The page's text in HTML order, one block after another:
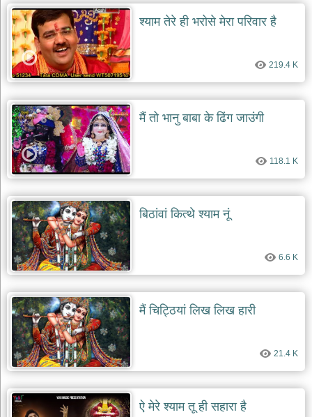
श्याम तेरे ही भरोसे मेरा परिवार है
219.4 K
मैं तो भानु बाबा के ढिंग जाउंगी
118.1 K
बिठांवां कित्थे श्याम नूं
6.6 K
मैं चिट्ठियां लिख लिख हारी
21.4 K
ऐ मेरे श्याम तू ही सहारा है